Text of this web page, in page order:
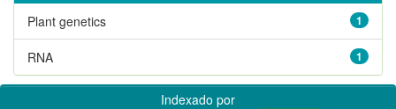
1
Plant genetics
1
RNA
Indexado por